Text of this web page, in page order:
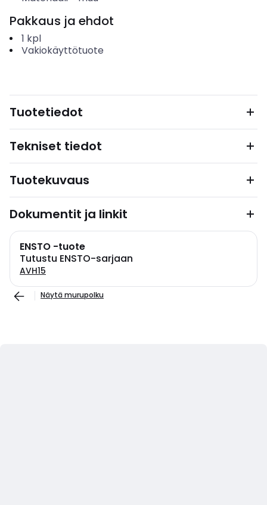
Pakkaus ja ehdot
1 kpl
Vakiokäyttötuote
Tuotetiedot
Tekniset tiedot
Tuotekuvaus
Dokumentit ja linkit
ENSTO -tuote
Tutustu ENSTO-sarjaan
AVH15
Näytä murupolku